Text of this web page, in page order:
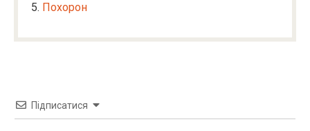
Похорон
Підписатися